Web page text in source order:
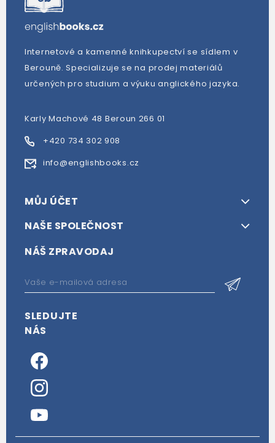
Internetové a kamenné knihkupectví se sídlem v
Berouně. Specializuje se na prodej materiálů
určených pro studium a výuku anglického jazyka.
Karly Machové 48 Beroun 266 01
+420 734 302 908
info@englishbooks.cz
MŮJ ÚČET
NAŠE SPOLEČNOST
NÁŠ ZPRAVODAJ
SLEDUJTE
NÁS